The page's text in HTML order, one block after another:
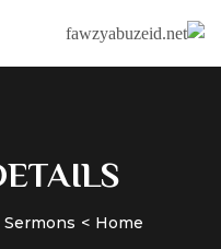
Home
Sermons